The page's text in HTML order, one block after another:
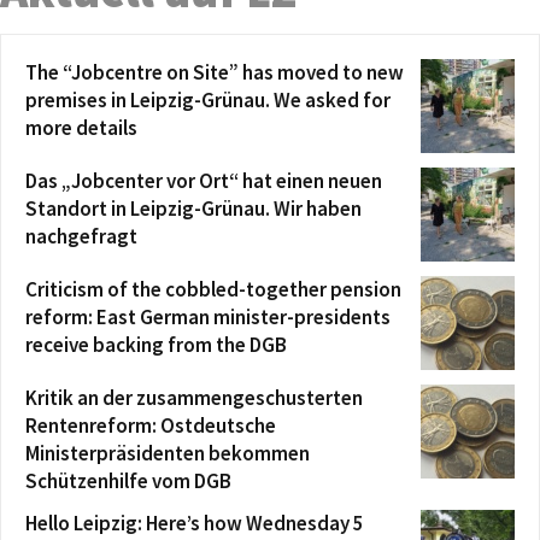
The “Jobcentre on Site” has moved to new
premises in Leipzig-Grünau. We asked for
more details
Das „Jobcenter vor Ort“ hat einen neuen
Standort in Leipzig-Grünau. Wir haben
nachgefragt
Criticism of the cobbled-together pension
reform: East German minister-presidents
receive backing from the DGB
Kritik an der zusammengeschusterten
Rentenreform: Ostdeutsche
Ministerpräsidenten bekommen
Schützenhilfe vom DGB
Hello Leipzig: Here’s how Wednesday 5